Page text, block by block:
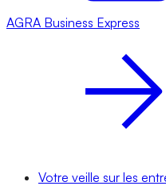
AGRA Business Express
Votre veille sur les